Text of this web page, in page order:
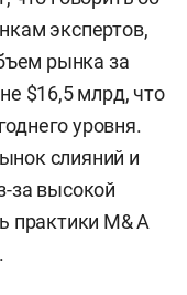
выхода на
На
проходят
при
и
экспертов,
рынка за
$16,5 млрд, что
уровня.
слияний и
за высокой
практики M& A